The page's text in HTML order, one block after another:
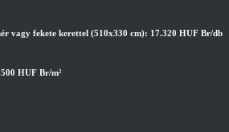
vagy fekete kerettel (510x330 cm): 17.320 HUF Br/db
HUF Br/m²